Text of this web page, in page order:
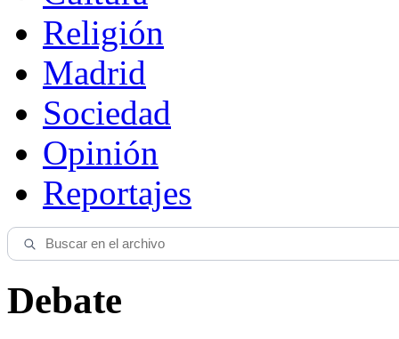
Religión
Madrid
Sociedad
Opinión
Reportajes
Debate